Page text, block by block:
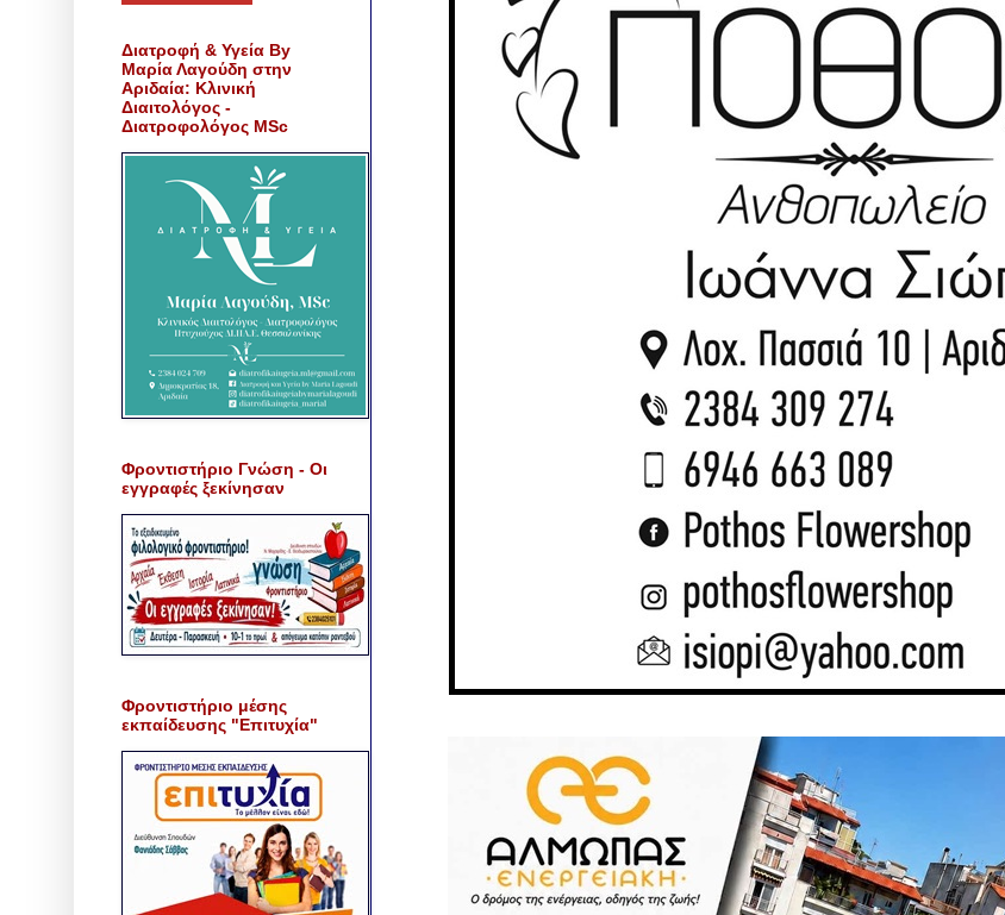
Διατροφή & Υγεία By
Μαρία Λαγούδη στην
Αριδαία: Κλινική
Διαιτολόγος -
Διατροφολόγος MSc
Φροντιστήριο Γνώση - Οι
εγγραφές ξεκίνησαν
Φροντιστήριο μέσης
εκπαίδευσης "Επιτυχία"